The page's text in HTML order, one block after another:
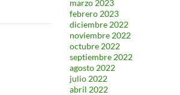
marzo 2023
febrero 2023
diciembre 2022
noviembre 2022
octubre 2022
septiembre 2022
agosto 2022
julio 2022
abril 2022